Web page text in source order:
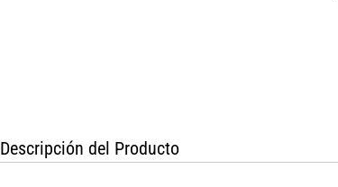
Descripción del Producto